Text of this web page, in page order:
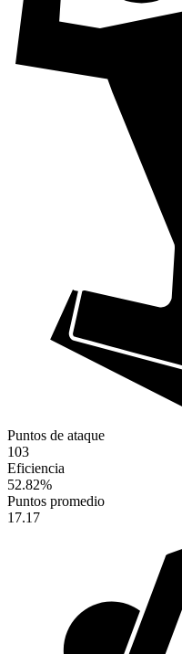
Puntos de ataque
103
Eficiencia
52.82%
Puntos promedio
17.17